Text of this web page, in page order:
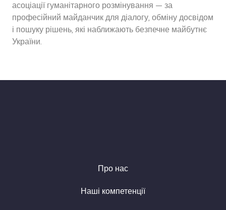
асоціації гуманітарного розмінування — за
професійний майданчик для діалогу, обміну досвідом
і пошуку рішень, які наближають безпечне майбутнє
України.
Про нас
Наші компетенції